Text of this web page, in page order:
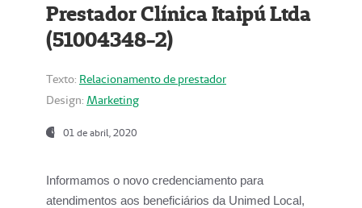
Prestador Clínica Itaipú Ltda
(51004348-2)
Texto: Relacionamento de prestador
Design: Marketing
01 de abril, 2020
Informamos o novo credenciamento para
atendimentos aos beneficiários da Unimed Local,